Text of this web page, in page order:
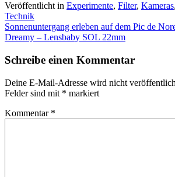
Veröffentlicht in Experimente, Filter, Kameras,
Technik
Beitragsnavigation
Sonnenuntergang erleben auf dem Pic de
Dreamy – Lensbaby SOL 22mm
Schreibe einen Kommentar
Deine E-Mail-Adresse wird nicht
Felder sind mit * markiert
Kommentar *